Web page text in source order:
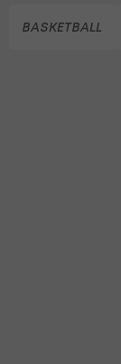
BASKETBALL